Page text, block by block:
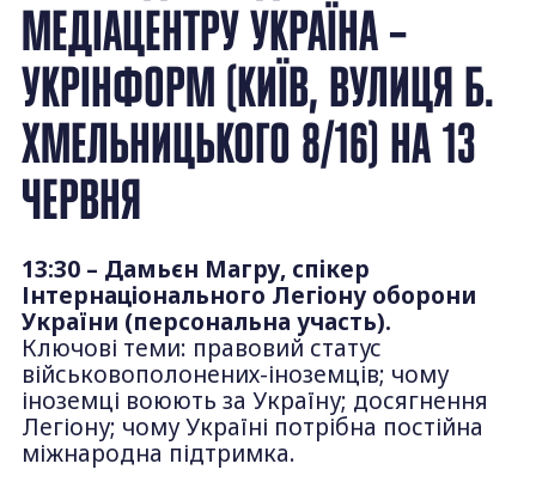
МЕДІАЦЕНТРУ УКРАЇНА –
УКРІНФОРМ (КИЇВ, ВУЛИЦЯ Б.
ХМЕЛЬНИЦЬКОГО 8/16) НА 13
ЧЕРВНЯ
13:30 – Дамьєн Магру, спікер
Інтернаціонального Легіону оборони
України (персональна участь).
Ключові теми: правовий статус
військовополонених-іноземців; чому
іноземці воюють за Україну; досягнення
Легіону; чому Україні потрібна постійна
міжнародна підтримка.